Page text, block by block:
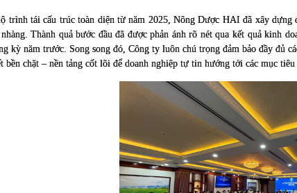
trình tái cấu trúc toàn diện từ năm 2025, Nông Dược HAI đã xây dựng
Thành quả bước đầu đã được phản ánh rõ nét qua kết quả kinh
kỳ năm trước. Song song đó, Công ty luôn chú trọng đảm bảo đầy đủ
bền chặt – nền tảng cốt lõi để doanh nghiệp tự tin hướng tới các mục